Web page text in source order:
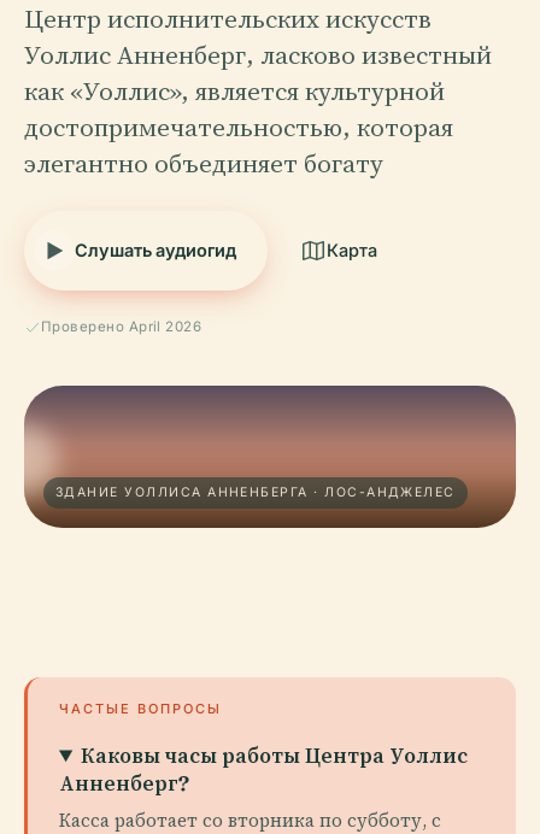
Центр исполнительских искусств
Уоллис Анненберг, ласково известный
как «Уоллис», является культурной
достопримечательностью, которая
элегантно объединяет богату
Слушать аудиогид Карта
Проверено April 2026
ЗДАНИЕ УОЛЛИСА АННЕНБЕРГА · ЛОС-АНДЖЕЛЕС
ЧАСТЫЕ ВОПРОСЫ
Каковы часы работы Центра Уоллис
Анненберг?
Касса работает со вторника по субботу, с